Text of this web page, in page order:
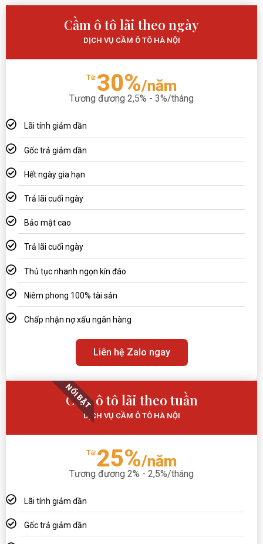
Cầm ô tô lãi theo ngày
DỊCH VỤ CẦM Ô TÔ HÀ NỘI
Từ 30%/năm
Tương đương 2,5% - 3%/tháng
Lãi tính giảm dần
Gốc trả giảm dần
Hết ngày gia hạn
Trả lãi cuối ngày
Bảo mật cao
Trả lãi cuối ngày
Thủ tục nhanh ngọn kín đáo
Niêm phong 100% tài sản
Chấp nhận nợ xấu ngân hàng
Liên hệ Zalo ngay
NỔI BẬT
Cầm ô tô lãi theo tuần
DỊCH VỤ CẦM Ô TÔ HÀ NỘI
Từ 25%/năm
Tương đương 2% - 2,5%/tháng
Lãi tính giảm dần
Gốc trả giảm dần